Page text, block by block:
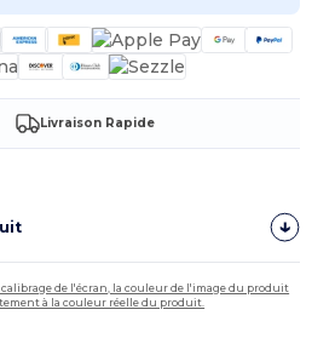
Livraison Rapide
de l'écran, la couleur de l'image du produit
à la couleur réelle du produit.